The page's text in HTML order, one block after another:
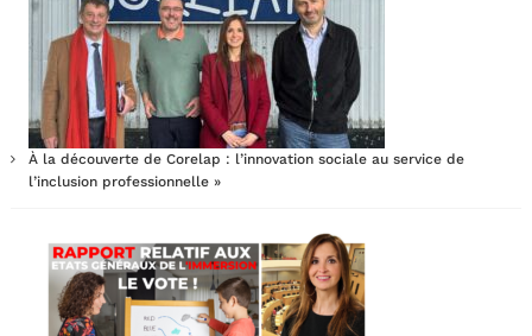
À la découverte de Corelap : l’innovation sociale au service de
l’inclusion professionnelle »